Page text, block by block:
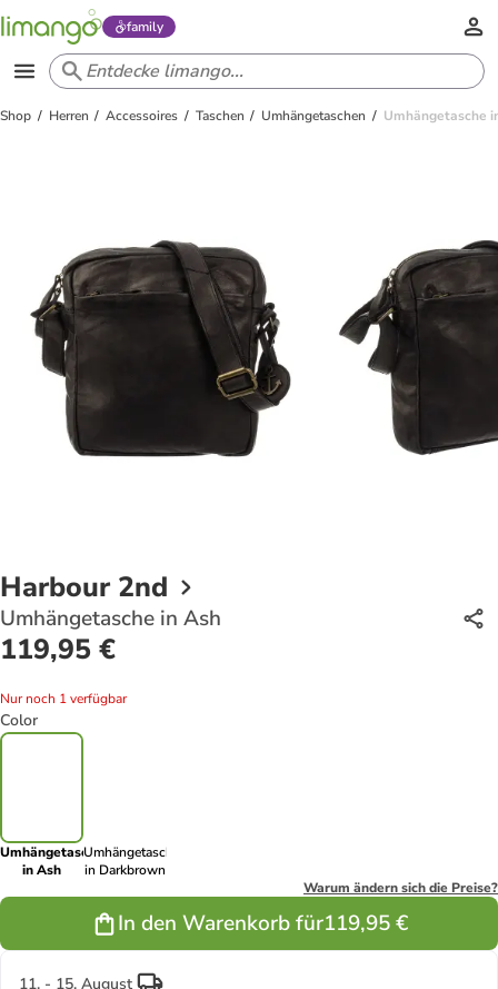
family
Shop Herren Accessoires Taschen Umhängetaschen Umhängetasche
Harbour 2nd
Umhängetasche in Ash
119,95 €
Nur noch 1 verfügbar
Color
Umhängetasche
in Ash
Umhängetasche
in Darkbrown
Warum ändern sich die Preise?
In den Warenkorb für119,95 €
11. - 15. August